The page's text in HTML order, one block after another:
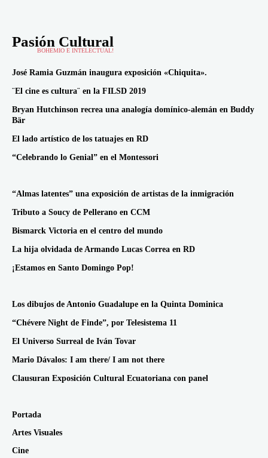
Pasión Cultural
BOHEMIO E INTELECTUAL!
José Ramia Guzmán inaugura exposición «Chiquita».
¨El cine es cultura¨ en la FILSD 2019
Bryan Hutchinson recrea una analogía domínico-alemán en Buddy
Bär
El lado artístico de los tatuajes en RD
“Celebrando lo Genial” en el Montessori
“Almas latentes” una exposición de artistas de la inmigración
Tributo a Soucy de Pellerano en CCM
Bismarck Victoria en el centro del mundo
La hija olvidada de Armando Lucas Correa en RD
¡Estamos en Santo Domingo Pop!
Los dibujos de Antonio Guadalupe en la Quinta Dominica
“Chévere Night de Finde”, por Telesistema 11
El Universo Surreal de Iván Tovar
Mario Dávalos: I am there/ I am not there
Clausuran Exposición Cultural Ecuatoriana con panel
Portada
Artes Visuales
Cine